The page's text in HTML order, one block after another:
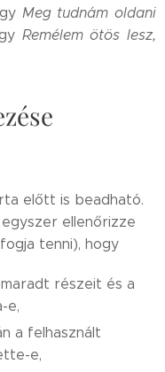
Meg tudnám oldani
Remélem ötös lesz,
előtt is beadható.
ellenőrizze
tenni), hogy
részeit és a
e,
a felhasznált
e,